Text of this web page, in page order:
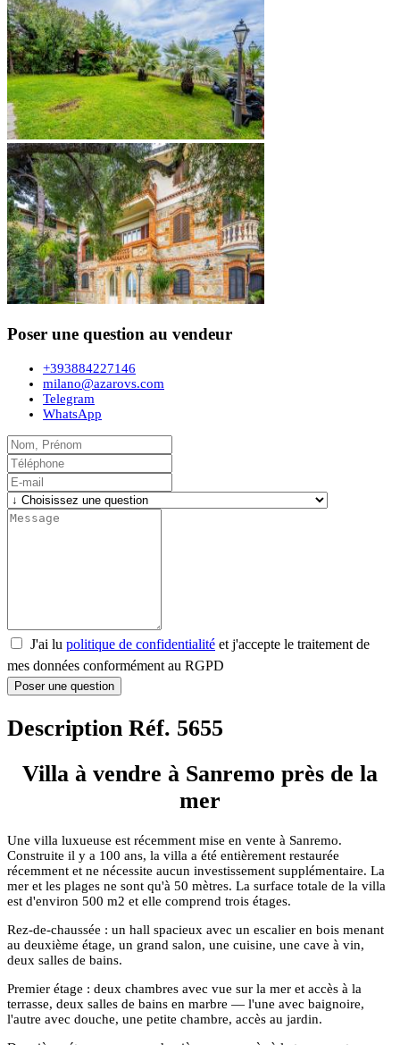
Poser une question au vendeur
+393884227146
milano@azarovs.com
Telegram
WhatsApp
J'ai lu politique de confidentialité et j'accepte le traitement de
mes données conformément au RGPD
Poser une question
Description Réf. 5655
Villa à vendre à Sanremo près de la
mer
Une villa luxueuse est récemment mise en vente à Sanremo.
Construite il y a 100 ans, la villa a été entièrement restaurée
récemment et ne nécessite aucun investissement supplémentaire. La
mer et les plages ne sont qu'à 50 mètres. La surface totale de la villa
est d'environ 500 m2 et elle comprend trois étages.
Rez-de-chaussée : un hall spacieux avec un escalier en bois menant
au deuxième étage, un grand salon, une cuisine, une cave à vin,
deux salles de bains.
Premier étage : deux chambres avec vue sur la mer et accès à la
terrasse, deux salles de bains en marbre — l'une avec baignoire,
l'autre avec douche, une petite chambre, accès au jardin.